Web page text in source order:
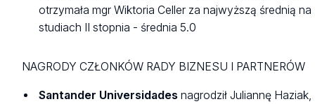
otrzymała mgr Wiktoria Celler za najwyższą średnią na
studiach II stopnia - średnia 5.0
NAGRODY CZŁONKÓW RADY BIZNESU I PARTNERÓW
Santander Universidades nagrodził Juliannę Haziak,